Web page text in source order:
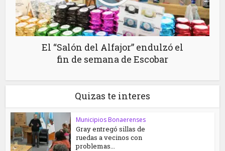
El “Salón del Alfajor” endulzó el
fin de semana de Escobar
Quizas te interes
Municipios Bonaerenses
Gray entregó sillas de
ruedas a vecinos con
problemas...